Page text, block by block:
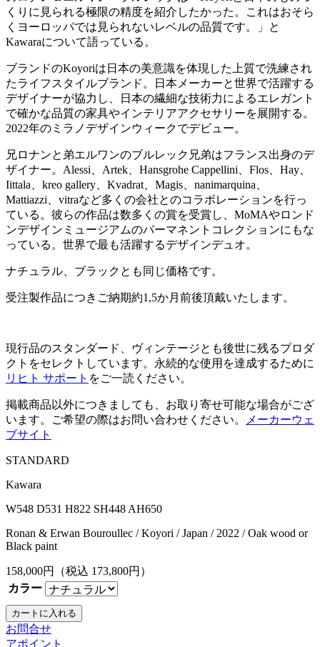
くりに見られる極限の精度を紹介したかった。これはおそら
くヨーロッパでは見られないレベルの品質です。」と
Kawaraについて語っている。
ブランドのKoyoriは日本の美意識を体現した上質で洗練され
たライフスタイルブランド。日本メーカーと世界で活躍する
デザイナーが協力し、日本の繊細な技術力によるエレガント
で確かな品質の家具やインテリアアクセサリーを展開する。
2022年のミラノデザインウィークでデビュー。
兄ロナンと弟エルワンのブルレック兄弟はフランス出身のデ
ザイナー。Alessi、Artek、Hansgrohe Cappellini、Flos、Hay、
Iittala、kreo gallery、Kvadrat、Magis、nanimarquina、
Mattiazzi、vitraなど多くの会社とのコラボレーションを行っ
ている。彼らの作品は数多くの賞を受賞し、MoMAやロンド
ンデザインミュージアムのパーマネントコレクションにもな
っている。世界で最も活躍するデザインデュオ。
ナチュラル、ブラックとも同じ価格です。
受注製作品につきご納期約1,5か月前後頂戴いたします。
現行品のスタンダード、ヴィンテージとも後世に残るプロダ
クトをセレクトしています。永続的な使用を達成するために
リヒト サポート をご一読ください。
掲載商品以外につきましても、お取り寄せ可能な場合がござ
います。ご希望の際はお問い合わせください。
メーカーウェ
ブサイト
STANDARD
Kawara
W548 D531 H822 SH448 AH650
Ronan & Erwan Bouroullec / Koyori / Japan / 2022 / Oak wood or
Black paint
158,000円（税込 173,800円）
カラー
お問合せ
アポイント